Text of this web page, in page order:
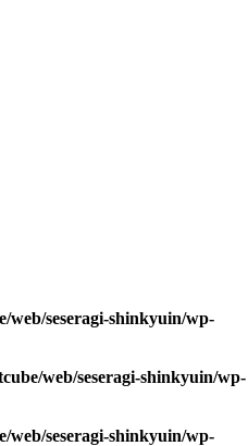
web/seseragi-shinkyuin/wp-
web/seseragi-shinkyuin/wp-
web/seseragi-shinkyuin/wp-